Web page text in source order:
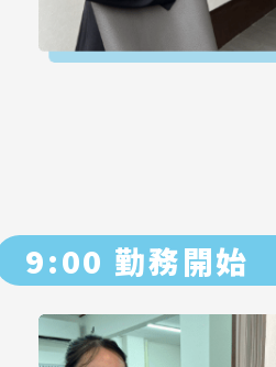
9:00 勤務開始